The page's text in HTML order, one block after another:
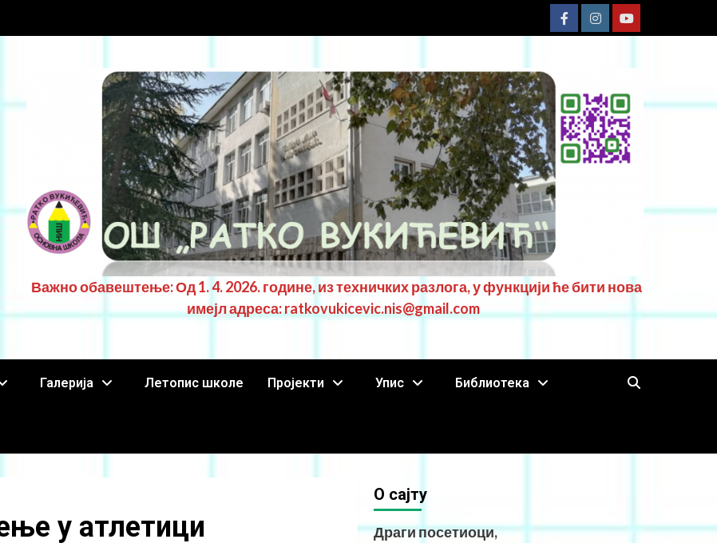
Важно обавештење: Од 1. 4. 2026. године, из техничких разлога, у функцији ће бити нова
имејл адреса: ratkovukicevic.nis@gmail.com
Галерија Летопис школе Пројекти Упис Библиотека
у атлетици
O сајту
Драги посетиоци,